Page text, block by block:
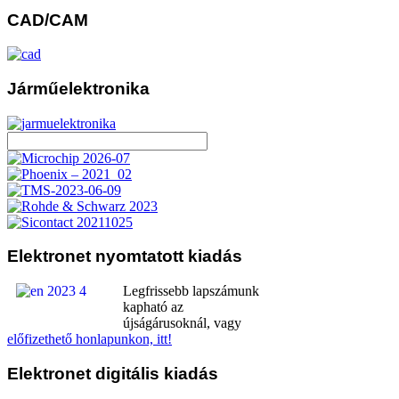
CAD/CAM
Járműelektronika
Elektronet nyomtatott kiadás
Legfrissebb lapszámunk
kapható az
újságárusoknál, vagy
előfizethető honlapunkon, itt!
Elektronet digitális kiadás